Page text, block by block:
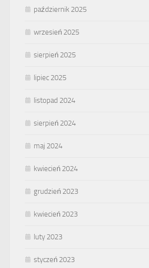
październik 2025
wrzesień 2025
sierpień 2025
lipiec 2025
listopad 2024
sierpień 2024
maj 2024
kwiecień 2024
grudzień 2023
kwiecień 2023
luty 2023
styczeń 2023